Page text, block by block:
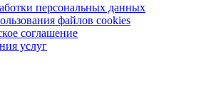
персональных данных
файлов cookies
соглашение
услуг